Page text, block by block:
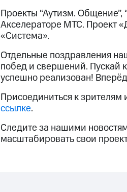
Проекты “Аутизм. Общение”,
Акселераторе МТС. Проект
«Система».
Отдельные поздравления
побед и свершений. Пускай
успешно реализован!
Присоединиться к
ссылке.
Следите за нашими
масштабировать свои